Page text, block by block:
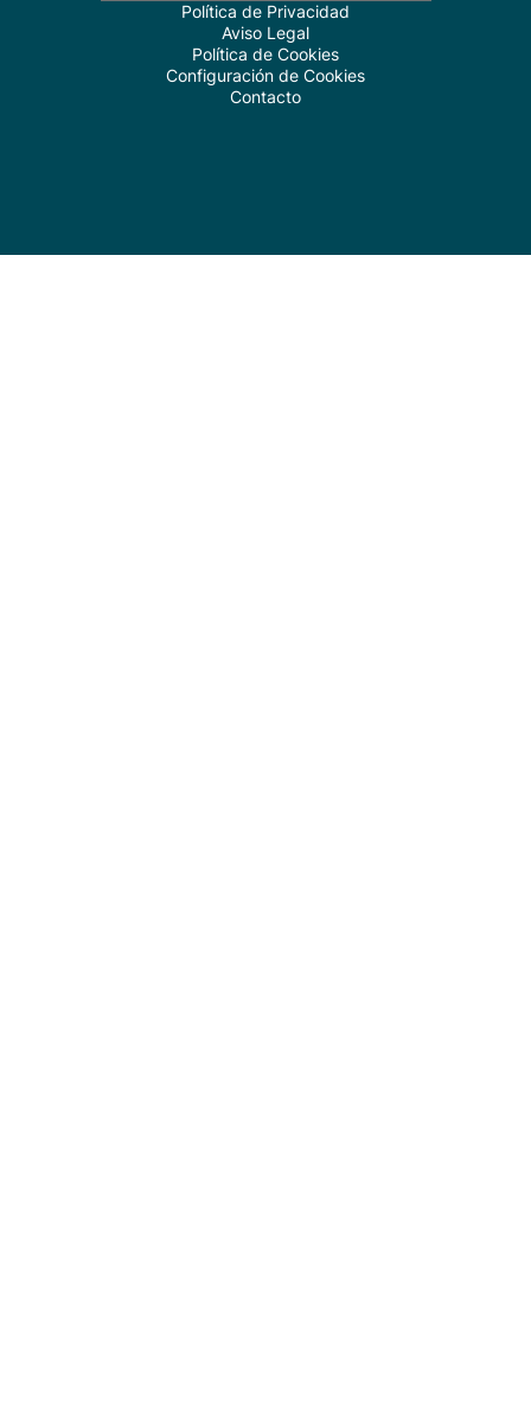
Política de Privacidad
Aviso Legal
Política de Cookies
Configuración de Cookies
Contacto